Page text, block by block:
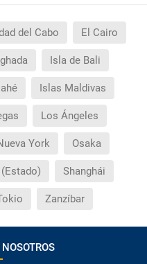
del Cabo El Cairo
Isla de Bali
Islas Maldivas
Los Ángeles
York Osaka
Shanghái
Zanzíbar